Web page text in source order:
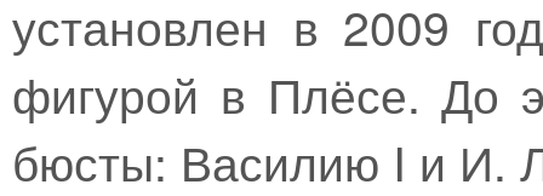
установлен в 2009
фигурой в Плёсе. До
бюсты: Василию I и И.